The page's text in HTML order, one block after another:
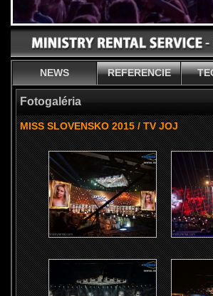
NEWS REFERENCIE
Fotogaléria
MISS SLOVENSKO 2015 / TV JOJ